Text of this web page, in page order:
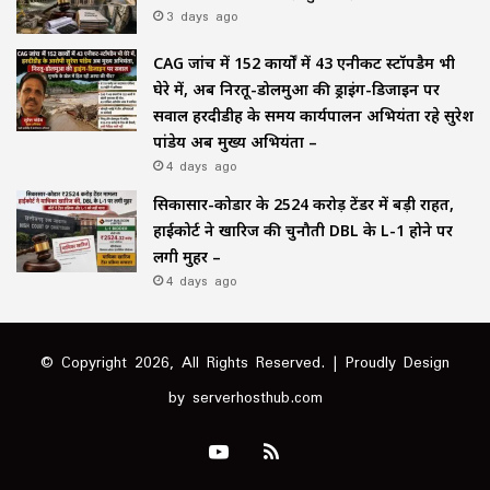
3 days ago
CAG जांच में 152 कार्यों में 43 एनीकट स्टॉपडैम भी
घेरे में, अब निरतू-डोलमुआ की ड्राइंग-डिजाइन पर
सवाल हरदीडीह के समय कार्यपालन अभियंता रहे सुरेश
पांडेय अब मुख्य अभियंता –
4 days ago
सिकासार-कोडार के ₹2524 करोड़ टेंडर में बड़ी राहत,
हाईकोर्ट ने खारिज की चुनौती DBL के L-1 होने पर
लगी मुहर –
4 days ago
© Copyright 2026, All Rights Reserved. | Proudly Design
by serverhosthub.com
YouTube
RSS